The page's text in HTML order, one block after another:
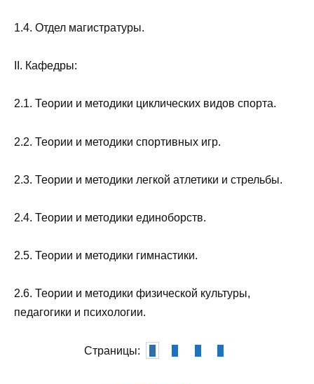
1.4. Отдел магистратуры.
II. Кафедры:
2.1. Теории и методики циклических видов спорта.
2.2. Теории и методики спортивных игр.
2.3. Теории и методики легкой атлетики и стрельбы.
2.4. Теории и методики единоборств.
2.5. Теории и методики гимнастики.
2.6. Теории и методики физической культуры,
педагогики и психологии.
Страницы: 1